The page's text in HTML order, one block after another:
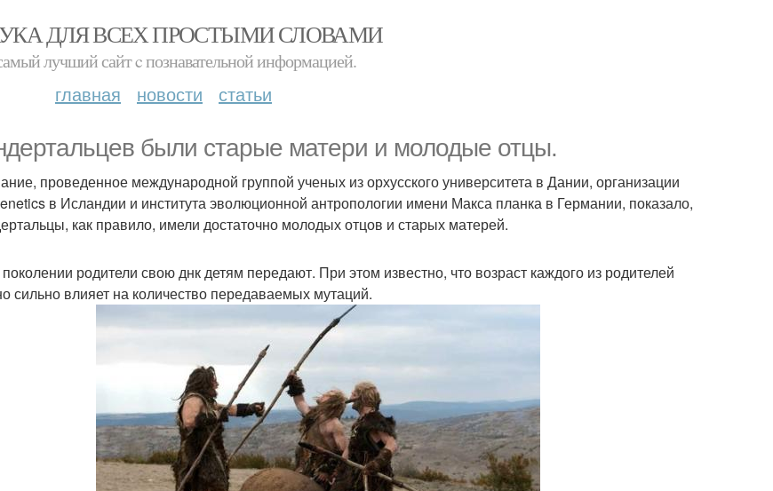
ДЛЯ ВСЕХ ПРОСТЫМИ СЛОВАМИ
лучший сайт c познавательной информацией.
главная новости статьи
были старые матери и молодые отцы.
проведенное международной группой ученых из орхусского университета в Дании, организации
в Исландии и института эволюционной антропологии имени Макса планка в Германии, показало,
как правило, имели достаточно молодых отцов и старых матерей.
родители свою днк детям передают. При этом известно, что возраст каждого из родителей
сильно влияет на количество передаваемых мутаций.